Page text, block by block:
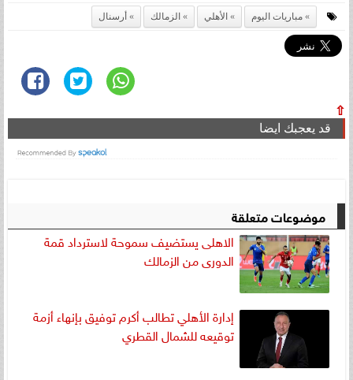
مباريات اليوم الأهلي الزمالك أرسنال
⇧
قد يعجبك ايضا
موضوعات متعلقة
الاهلى يستضيف سموحة لاسترداد قمة
الدورى من الزمالك
إدارة الأهلي تطالب أكرم توفيق بإنهاء أزمة
توقيعه للشمال القطري